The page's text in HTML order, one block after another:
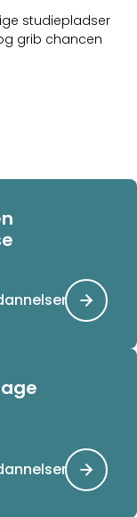
studiepladser
grib chancen